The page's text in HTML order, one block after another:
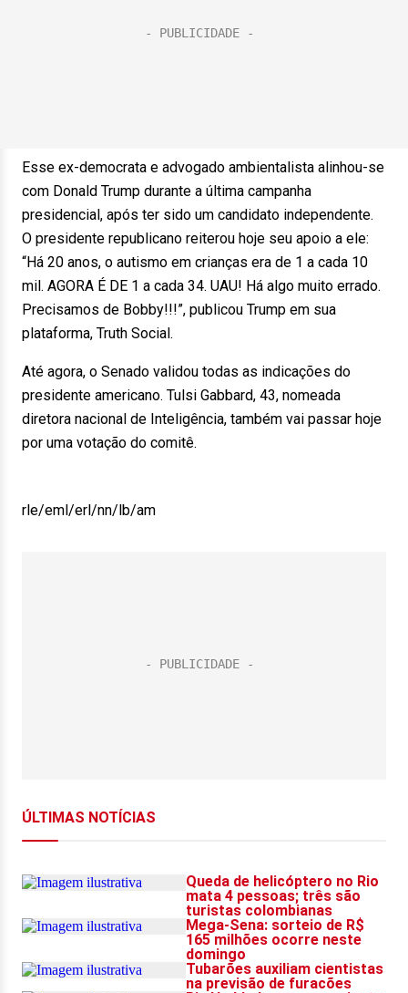
Esse ex-democrata e advogado ambientalista alinhou-se
com Donald Trump durante a última campanha
presidencial, após ter sido um candidato independente.
O presidente republicano reiterou hoje seu apoio a ele:
“Há 20 anos, o autismo em crianças era de 1 a cada 10
mil. AGORA É DE 1 a cada 34. UAU! Há algo muito errado.
Precisamos de Bobby!!!”, publicou Trump em sua
plataforma, Truth Social.
Até agora, o Senado validou todas as indicações do
presidente americano. Tulsi Gabbard, 43, nomeada
diretora nacional de Inteligência, também vai passar hoje
por uma votação do comitê.
rle/eml/erl/nn/lb/am